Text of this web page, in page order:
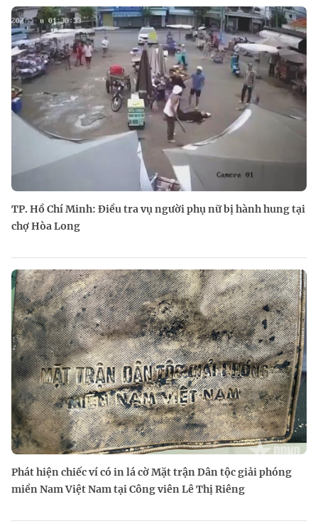
TP. Hồ Chí Minh: Điều tra vụ người phụ nữ bị hành hung tại
chợ Hòa Long
Phát hiện chiếc ví có in lá cờ Mặt trận Dân tộc giải phóng
miền Nam Việt Nam tại Công viên Lê Thị Riêng